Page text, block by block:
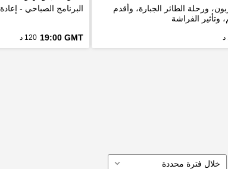
ورحلة الطائر الجبارة، وأقدم
وتأثير الفراشة
البرنامج الصباحي - إعادة
19:00 GMT 120 د
خلال فترة محددة